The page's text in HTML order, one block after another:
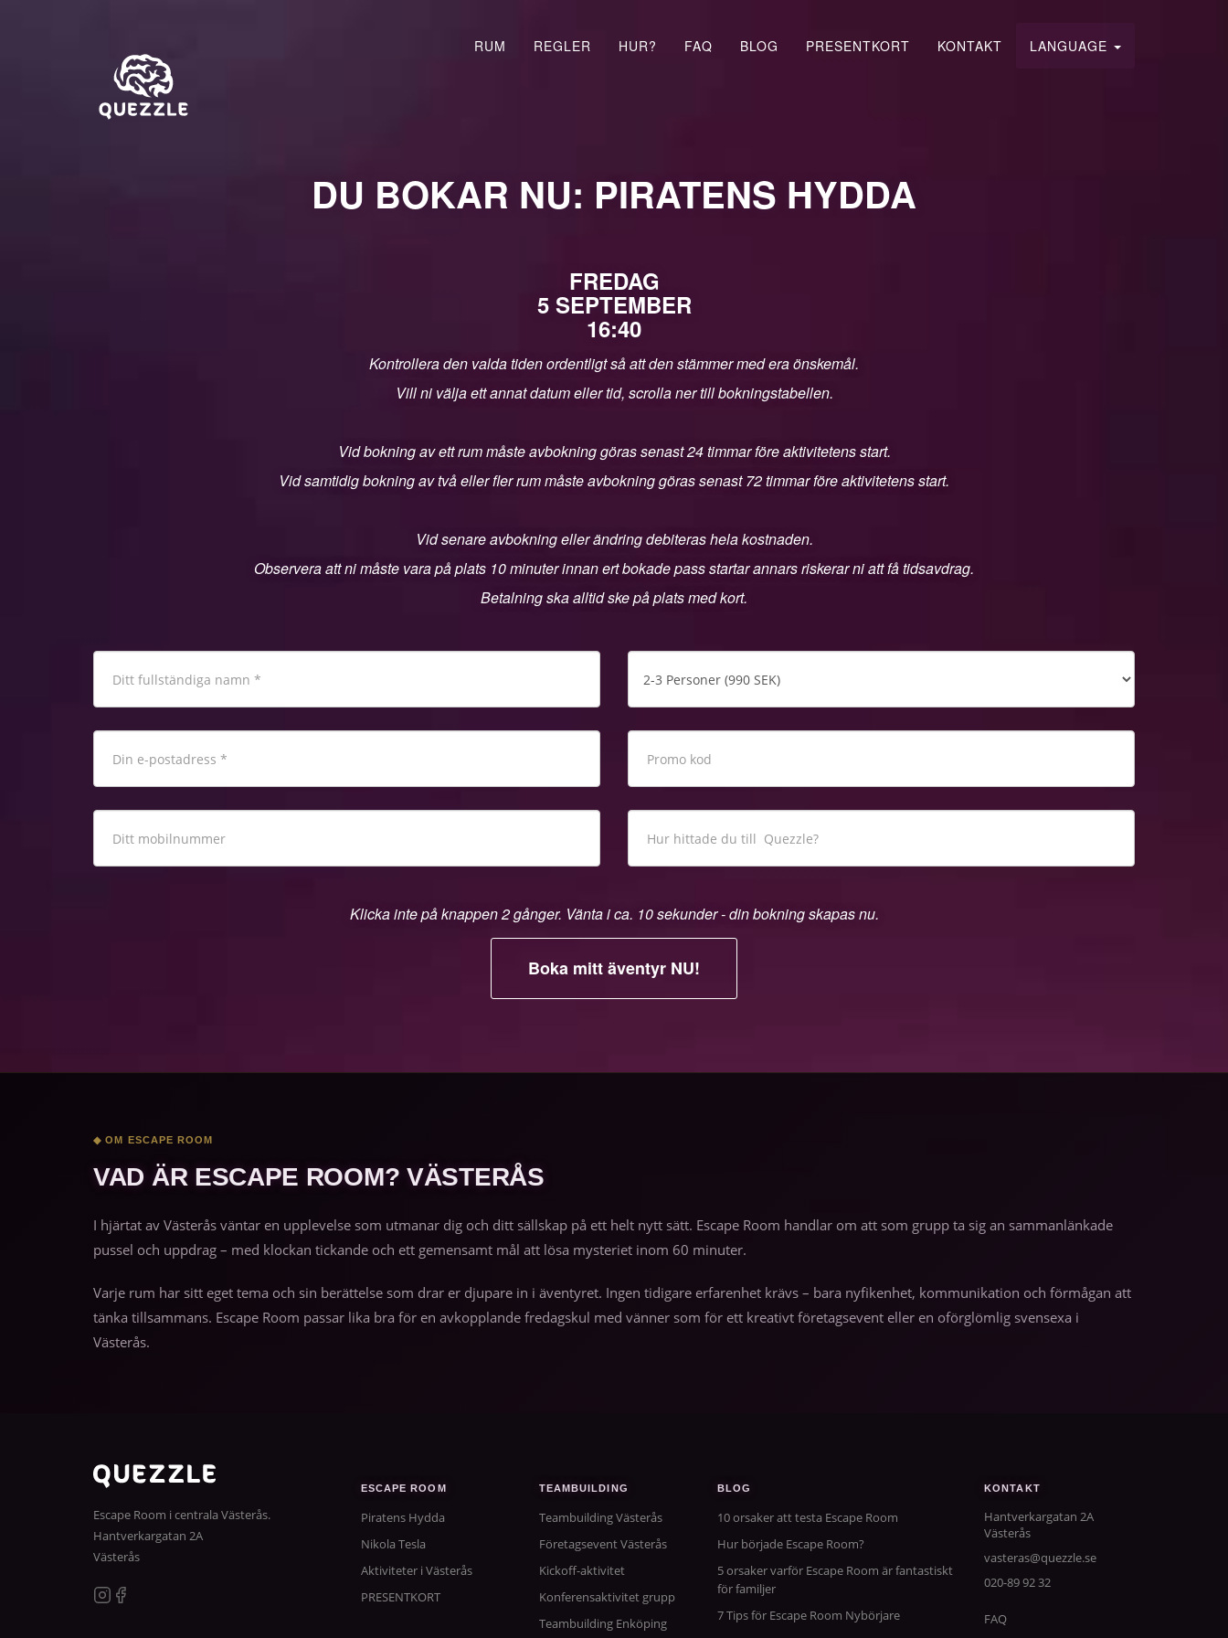
RUM REGLER HUR? FAQ BLOG PRESENTKORT KONTAKT LANGUAGE
DU BOKAR NU: PIRATENS HYDDA
FREDAG
5 SEPTEMBER
16:40
Kontrollera den valda tiden ordentligt så att den stämmer med era önskemål.
Vill ni välja ett annat datum eller tid, scrolla ner till bokningstabellen.
Vid bokning av ett rum måste avbokning göras senast 24 timmar före aktivitetens start.
Vid samtidig bokning av två eller fler rum måste avbokning göras senast 72 timmar före aktivitetens start.
Vid senare avbokning eller ändring debiteras hela kostnaden.
Observera att ni måste vara på plats 10 minuter innan ert bokade pass startar annars riskerar ni att få tidsavdrag.
Betalning ska alltid ske på plats med kort.
Klicka inte på knappen 2 gånger. Vänta i ca. 10 sekunder - din bokning skapas nu.
◆ OM ESCAPE ROOM
VAD ÄR ESCAPE ROOM? VÄSTERÅS
I hjärtat av Västerås väntar en upplevelse som utmanar dig och ditt sällskap på ett helt nytt sätt. Escape Room handlar om att som grupp ta sig an sammanlänkade
pussel och uppdrag – med klockan tickande och ett gemensamt mål att lösa mysteriet inom 60 minuter.
Varje rum har sitt eget tema och sin berättelse som drar er djupare in i äventyret. Ingen tidigare erfarenhet krävs – bara nyfikenhet, kommunikation och förmågan att
tänka tillsammans. Escape Room passar lika bra för en avkopplande fredagskul med vänner som för ett kreativt företagsevent eller en oförglömlig svensexa i
Västerås.
Escape Room i centrala Västerås.
Hantverkargatan 2A
Västerås
ESCAPE ROOM
Piratens Hydda
Nikola Tesla
Aktiviteter i Västerås
PRESENTKORT
TEAMBUILDING
Teambuilding Västerås
Företagsevent Västerås
Kickoff-aktivitet
Konferensaktivitet grupp
Teambuilding Enköping
BLOG
10 orsaker att testa Escape Room
Hur började Escape Room?
5 orsaker varför Escape Room är fantastiskt
för familjer
7 Tips för Escape Room Nybörjare
KONTAKT
Hantverkargatan 2A
Västerås
vasteras@quezzle.se
020-89 92 32
FAQ